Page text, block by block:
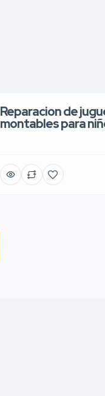
Reparacion de
montables para